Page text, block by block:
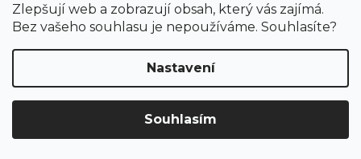
Zlepšují web a zobrazují obsah, který vás zajímá.
Bez vašeho souhlasu je nepoužíváme. Souhlasíte?
Nastavení
Souhlasím